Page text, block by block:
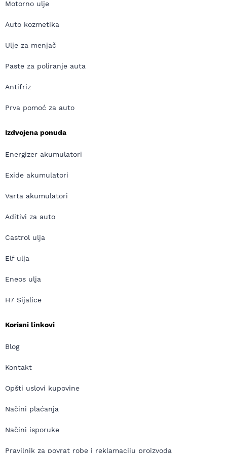
Motorno ulje
Auto kozmetika
Ulje za menjač
Paste za poliranje auta
Antifriz
Prva pomoć za auto
Izdvojena ponuda
Energizer akumulatori
Exide akumulatori
Varta akumulatori
Aditivi za auto
Castrol ulja
Elf ulja
Eneos ulja
H7 Sijalice
Korisni linkovi
Blog
Kontakt
Opšti uslovi kupovine
Načini plaćanja
Načini isporuke
Pravilnik za povrat robe i reklamaciju proizvoda